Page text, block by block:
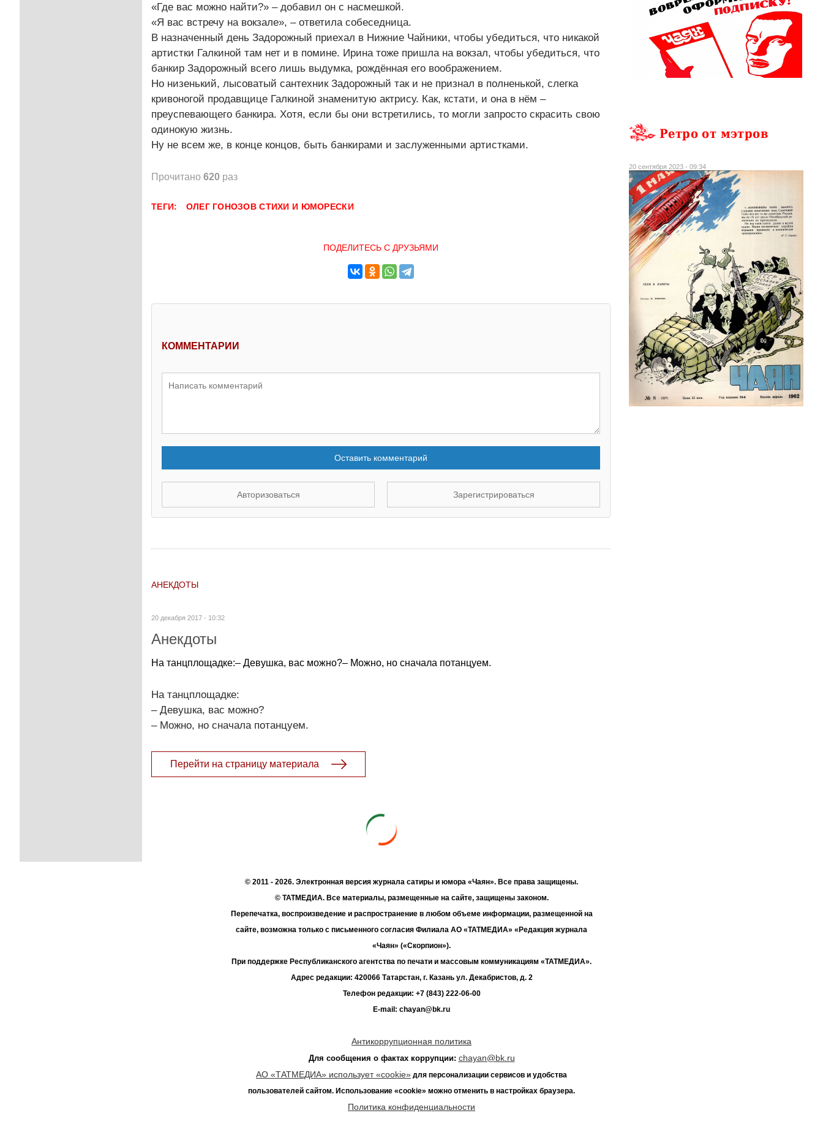
«Где вас можно найти?» – добавил он с насмешкой.
«Я вас встречу на вокзале», – ответила собеседница.
В назначенный день Задорожный приехал в Нижние Чайники, чтобы убедиться, что никакой
артистки Галкиной там нет и в помине. Ирина тоже пришла на вокзал, чтобы убедиться, что
банкир Задорожный всего лишь выдумка, рождённая его воображением.
Но низенький, лысоватый сантехник Задорожный так и не признал в полненькой, слегка
кривоногой продавщице Галкиной знаменитую актрису. Как, кстати, и она в нём –
преуспевающего банкира. Хотя, если бы они встретились, то могли запросто скрасить свою
одинокую жизнь.
Ну не всем же, в конце концов, быть банкирами и заслуженными артистками.
Прочитано 620 раз
ТЕГИ: ОЛЕГ ГОНОЗОВ СТИХИ И ЮМОРЕСКИ
ПОДЕЛИТЕСЬ С ДРУЗЬЯМИ
КОММЕНТАРИИ
Оставить комментарий
Авторизоваться Зарегистрироваться
АНЕКДОТЫ
20 декабря 2017 - 10:32
Анекдоты
На танцплощадке:– Девушка, вас можно?– Можно, но сначала потанцуем.
На танцплощадке:
– Девушка, вас можно?
– Можно, но сначала потанцуем.
Перейти на страницу материала
Ретро от мэтров
20 сентября 2023 - 09:34
© 2011 - 2026. Электронная версия журнала сатиры и юмора «Чаян». Все права защищены.
© ТАТМЕДИА. Все материалы, размещенные на сайте, защищены законом.
Перепечатка, воспроизведение и распространение в любом объеме информации, размещенной на
сайте, возможна только с письменного согласия Филиала АО «ТАТМЕДИА» «Редакция журнала
«Чаян» («Скорпион»).
При поддержке Республиканского агентства по печати и массовым коммуникациям «ТАТМЕДИА».
Адрес редакции: 420066 Татарстан, г. Казань ул. Декабристов, д. 2
Телефон редакции: +7 (843) 222-06-00
E-mail: chayan@bk.ru
Антикоррупционная политика
Для сообщения о фактах коррупции: chayan@bk.ru
АО «ТАТМЕДИА» использует «cookie» для персонализации сервисов и удобства
пользователей сайтом. Использование «cookie» можно отменить в настройках браузера.
Политика конфиденциальности